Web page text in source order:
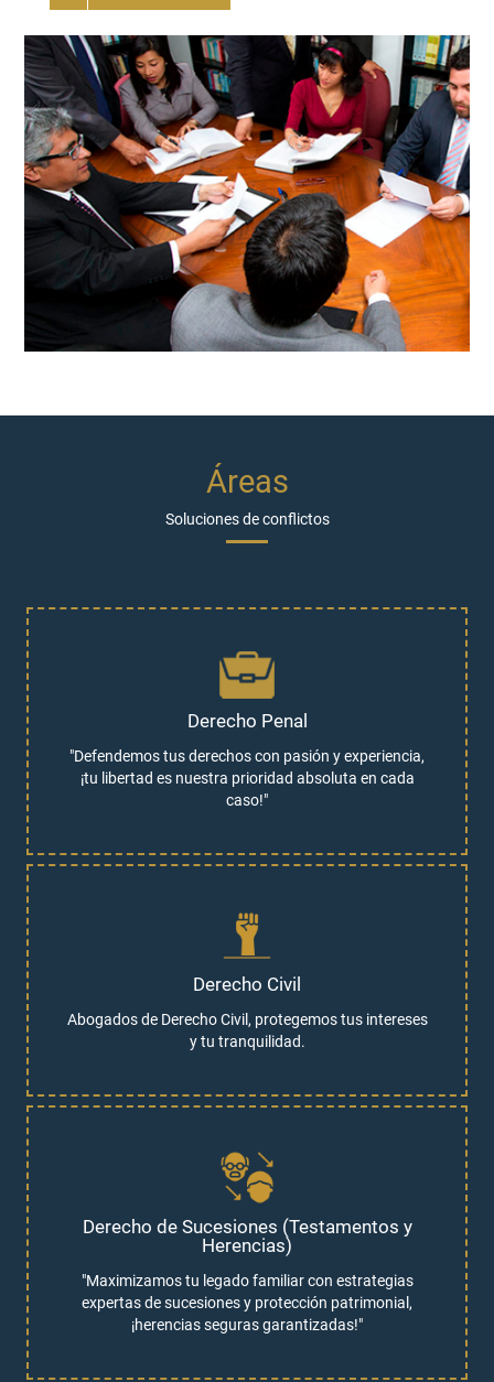
Áreas
Soluciones de conflictos
Derecho Penal
"Defendemos tus derechos con pasión y experiencia,
¡tu libertad es nuestra prioridad absoluta en cada
caso!"
Derecho Civil
Abogados de Derecho Civil, protegemos tus intereses
y tu tranquilidad.
Derecho de Sucesiones (Testamentos y
Herencias)
"Maximizamos tu legado familiar con estrategias
expertas de sucesiones y protección patrimonial,
¡herencias seguras garantizadas!"